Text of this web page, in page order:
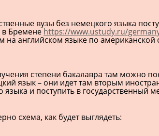
вузы без немецкого языка
Бременеhttps://www.ustudy.ru/
на английском языке по американской
степени бакалавра там можно
язык – они идет там вторым
языка и поступить в государственный
схема, как будет выглядеть: